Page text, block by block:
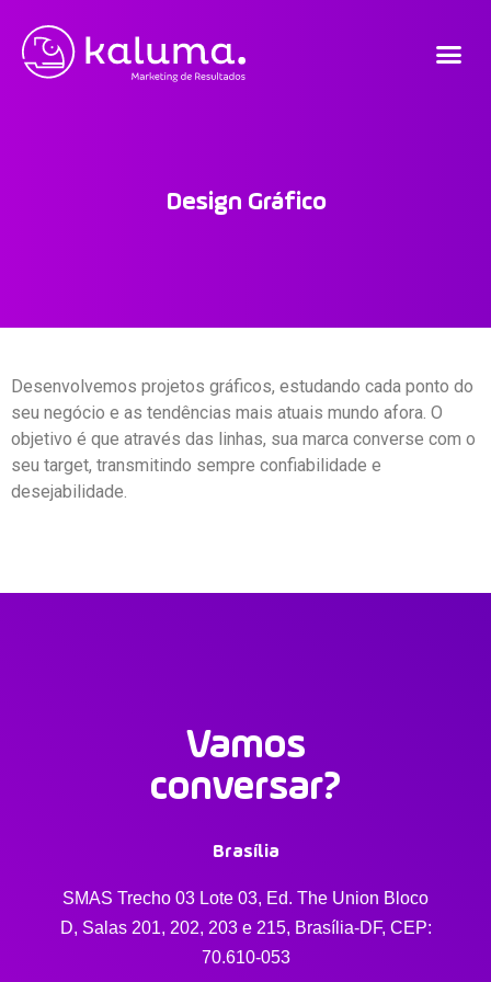
Design Gráfico
Desenvolvemos projetos gráficos, estudando cada ponto do
seu negócio e as tendências mais atuais mundo afora. O
objetivo é que através das linhas, sua marca converse com o
seu target, transmitindo sempre confiabilidade e
desejabilidade.
Vamos
conversar?
Brasília
SMAS Trecho 03 Lote 03, Ed. The Union Bloco
D, Salas 201, 202, 203 e 215, Brasília-DF, CEP:
70.610-053